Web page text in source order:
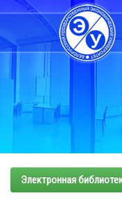
Skip
navigation
Электронная